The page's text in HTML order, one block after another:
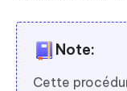
Note:
Cette